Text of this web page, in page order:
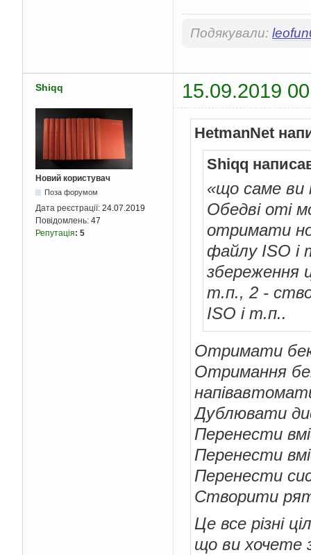
Подякували:
Shiqq 15.09.2019
Новий користувач
Поза форумом
Дата реєстрації: 24.07.2019
Повідомлень: 47
Репутація: 5
HetmanNet
Shiqq
«що саме ви
Обедві оті
отримати
файлу ISO і
збереження
т.п., 2 -
ISO і т.п..
Отримати
Отримання
Дублювати
Перенести
Перенести
Перенести
Створити
Це все різні
що ви хочете